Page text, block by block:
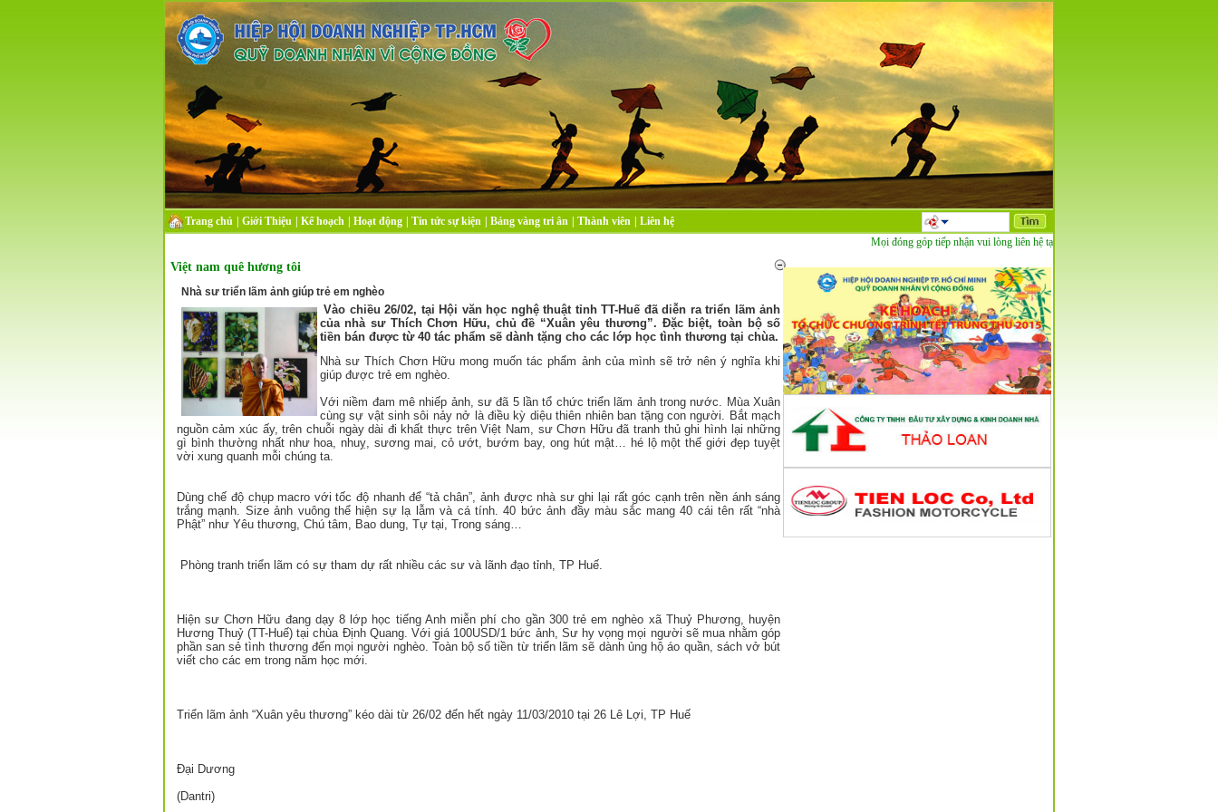
Trang chủ Giới Thiệu Kế hoạch Hoạt động Tin tức sự kiện Bảng vàng tri ân Thành viên
Liên hệ
Mọi đóng góp tiếp nhận vui lòng liên hệ tại đây
Việt nam quê hương tôi
Nhà sư triển lãm ảnh giúp trẻ em nghèo
Vào chiều 26/02, tại Hội văn học nghệ thuật tỉnh TT-Huế đã diễn ra triển lãm ảnh
của nhà sư Thích Chơn Hữu, chủ đề “Xuân yêu thương”. Đặc biệt, toàn bộ số
tiền bán được từ 40 tác phẩm sẽ dành tặng cho các lớp học tình thương tại chùa.
Nhà sư Thích Chơn Hữu mong muốn tác phẩm ảnh của mình sẽ trở nên ý nghĩa khi
giúp được trẻ em nghèo.
Với niềm đam mê nhiếp ảnh, sư đã 5 lần tổ chức triển lãm ảnh trong nước. Mùa Xuân
cùng sự vật sinh sôi nảy nở là điều kỳ diệu thiên nhiên ban tặng con người. Bắt mạch
nguồn cảm xúc ấy, trên chuỗi ngày dài đi khất thực trên Việt Nam, sư Chơn Hữu đã tranh thủ ghi hình lại những
gì bình thường nhất như hoa, nhuỵ, sương mai, cỏ ướt, bướm bay, ong hút mật… hé lộ một thế giới đẹp tuyệt
vời xung quanh mỗi chúng ta.
Dùng chế độ chụp macro với tốc độ nhanh để “tả chân”, ảnh được nhà sư ghi lại rất góc cạnh trên nền ánh sáng
trắng mạnh. Size ảnh vuông thể hiện sự lạ lẫm và cá tính. 40 bức ảnh đầy màu sắc mang 40 cái tên rất “nhà
Phật” như Yêu thương, Chú tâm, Bao dung, Tự tại, Trong sáng…
Phòng tranh triển lãm có sự tham dự rất nhiều các sư và lãnh đạo tỉnh, TP Huế.
Hiện sư Chơn Hữu đang dạy 8 lớp học tiếng Anh miễn phí cho gần 300 trẻ em nghèo xã Thuỷ Phương, huyện
Hương Thuỷ (TT-Huế) tại chùa Định Quang. Với giá 100USD/1 bức ảnh, Sư hy vọng mọi người sẽ mua nhằm góp
phần san sẻ tình thương đến mọi người nghèo. Toàn bộ số tiền từ triển lãm sẽ dành ủng hộ áo quần, sách vở bút
viết cho các em trong năm học mới.
Triển lãm ảnh “Xuân yêu thương” kéo dài từ 26/02 đến hết ngày 11/03/2010 tại 26 Lê Lợi, TP Huế
Đại Dương
(Dantri)